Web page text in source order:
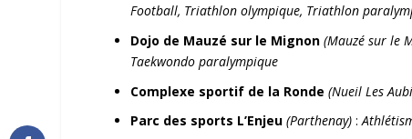
Football, Triathlon olympique, Triathlon
Dojo de Mauzé sur le Mignon(Mauzé sur le
Taekwondo paralympique
Complexe sportif de la Ronde(Nueil Les
Parc des sports L’Enjeu(Parthenay) :